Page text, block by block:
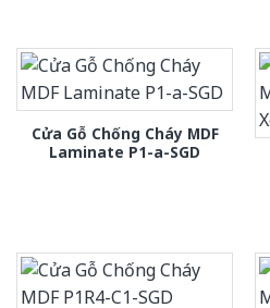
Cửa Gỗ Chống Cháy MDF
Laminate P1-a-SGD